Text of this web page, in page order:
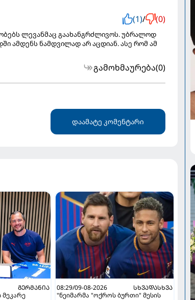
(1)/ (0)
ლევანმაც გაახანგრძლივოს. უბრალოდ
ამდენს ნამდვილად არ აცდიან. ასე რომ ამ
გამოხმაურება(0)
დაამატე კომენტარი
ᲒᲔᲠᲛᲐᲜᲘᲐ
მეკარე
08:29/09-08-2026
ᲡᲮᲕᲐᲓᲐᲡᲮᲕᲐ
"ნეიმარმა "ოქროს ბურთი" მესის